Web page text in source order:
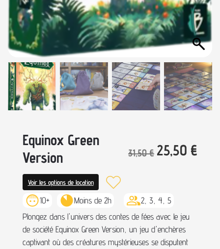
Equinox Green
Version
25,50 €
31,50€
Voir les options de location
10+ Moins de 2h
2, 3, 4, 5
Plongez dans l'univers des contes de fées avec le jeu
de société Equinox Green Version, un jeu d'enchères
captivant où des créatures mystérieuses se disputent